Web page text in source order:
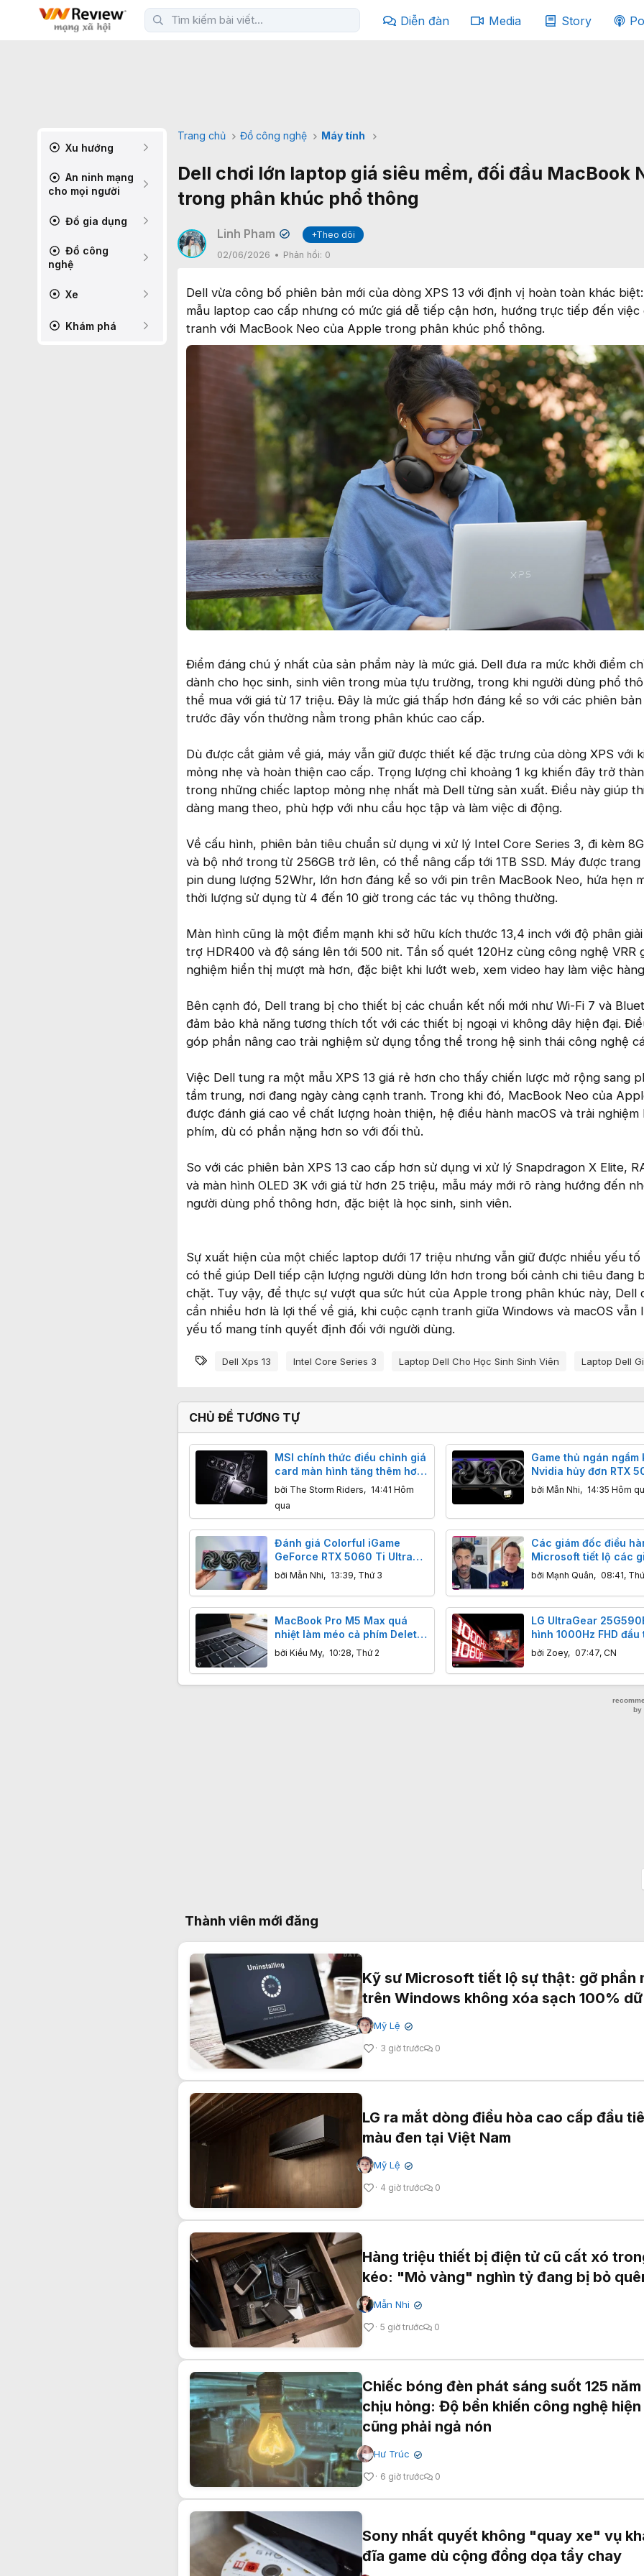
Diễn đàn Media Story
Xu hướng
An ninh mạng
cho mọi người
Đồ gia dụng
Đồ công
nghệ
Xe
Khám phá
Trang chủ Đồ công nghệ Máy tính
Dell chơi lớn laptop giá siêu mềm, đối đầu MacBook
trong phân khúc phổ thông
Linh Pham ✔
+Theo dõi
02/06/2026
Phản hồi: 0
Dell vừa công bố phiên bản mới của dòng XPS 13 với định vị hoàn toàn khác
mẫu laptop cao cấp nhưng có mức giá dễ tiếp cận hơn, hướng trực tiếp đến việc
tranh với MacBook Neo của Apple trong phân khúc phổ thông.
Điểm đáng chú ý nhất của sản phẩm này là mức giá. Dell đưa ra mức khởi điểm
dành cho học sinh, sinh viên trong mùa tựu trường, trong khi người dùng phổ
thể mua với giá từ 17 triệu. Đây là mức giá thấp hơn đáng kể so với các phiên bản
trước đây vốn thường nằm trong phân khúc cao cấp.
Dù được cắt giảm về giá, máy vẫn giữ được thiết kế đặc trưng của dòng XPS với
mỏng nhẹ và hoàn thiện cao cấp. Trọng lượng chỉ khoảng 1 kg khiến đây trở
trong những chiếc laptop mỏng nhẹ nhất mà Dell từng sản xuất. Điều này giúp
dàng mang theo, phù hợp với nhu cầu học tập và làm việc di động.
Về cấu hình, phiên bản tiêu chuẩn sử dụng vi xử lý Intel Core Series 3, đi kèm
và bộ nhớ trong từ 256GB trở lên, có thể nâng cấp tới 1TB SSD. Máy được trang
pin dung lượng 52Whr, lớn hơn đáng kể so với pin trên MacBook Neo, hứa hẹn
thời lượng sử dụng từ 4 đến 10 giờ trong các tác vụ thông thường.
Màn hình cũng là một điểm mạnh khi sở hữu kích thước 13,4 inch với độ phân
trợ HDR400 và độ sáng lên tới 500 nit. Tần số quét 120Hz cùng công nghệ VRR
nghiệm hiển thị mượt mà hơn, đặc biệt khi lướt web, xem video hay làm việc
Bên cạnh đó, Dell trang bị cho thiết bị các chuẩn kết nối mới như Wi-Fi 7 và
đảm bảo khả năng tương thích tốt với các thiết bị ngoại vi không dây hiện đại.
góp phần nâng cao trải nghiệm sử dụng tổng thể trong hệ sinh thái công nghệ
Việc Dell tung ra một mẫu XPS 13 giá rẻ hơn cho thấy chiến lược mở rộng sang
tầm trung, nơi đang ngày càng cạnh tranh. Trong khi đó, MacBook Neo của
được đánh giá cao về chất lượng hoàn thiện, hệ điều hành macOS và trải nghiệm
phím, dù có phần nặng hơn so với đối thủ.
So với các phiên bản XPS 13 cao cấp hơn sử dụng vi xử lý Snapdragon X Elite,
và màn hình OLED 3K với giá từ hơn 25 triệu, mẫu máy mới rõ ràng hướng đến
người dùng phổ thông hơn, đặc biệt là học sinh, sinh viên.
Sự xuất hiện của một chiếc laptop dưới 17 triệu nhưng vẫn giữ được nhiều yếu tố
có thể giúp Dell tiếp cận lượng người dùng lớn hơn trong bối cảnh chi tiêu đang
chặt. Tuy vậy, để thực sự vượt qua sức hút của Apple trong phân khúc này, Dell
cần nhiều hơn là lợi thế về giá, khi cuộc cạnh tranh giữa Windows và macOS vẫn
yếu tố mang tính quyết định đối với người dùng.
Từ khóa
Dell Xps 13 Intel Core Series 3 Laptop Dell Cho Học Sinh Sinh Viên Laptop Dell
CHỦ ĐỀ TƯƠNG TỰ
MSI chính thức điều chỉnh giá
card màn hình tăng thêm hơn
20%
bởi The Storm Riders, 14:41 Hôm
qua
Game thủ ngán ngẩm
Nvidia hủy đơn RTX
Asus nâng giá sau khi
đã thanh toán
bởi Mẫn Nhi, 14:35 Hôm
Đánh giá Colorful iGame
GeForce RTX 5060 Ti Ultra
OC 8GB-V: thiết kế nổi bật,
chiến game 2K tốt, tản nhiệt
dư dả
bởi Mẫn Nhi, 13:39, Thứ 3
Các giám đốc điều
Microsoft tiết lộ các
tối ưu hóa Windows 11
bởi Mạnh Quân, 08:41,
MacBook Pro M5 Max quá
nhiệt làm méo cả phím Delete,
giá thay thế gần 900 USD nếu
hết bảo hành
bởi Kiều My, 10:28, Thứ 2
LG UltraGear
hình 1000Hz FHD
1000 USD
bởi Zoey, 07:47, CN
Thành viên mới đăng
Kỹ sư Microsoft tiết lộ sự thật: gỡ phần
trên Windows không xóa sạch 100%
Mỹ Lệ ✔
3 giờ trước 0
LG ra mắt dòng điều hòa cao cấp đầu
màu đen tại Việt Nam
Mỹ Lệ ✔
4 giờ trước 0
Hàng triệu thiết bị điện tử cũ cất xó
kéo: "Mỏ vàng" nghìn tỷ đang bị bỏ
Mẫn Nhi ✔
5 giờ trước 0
Chiếc bóng đèn phát sáng suốt 125
chịu hỏng: Độ bền khiến công nghệ hiện
cũng phải ngả nón
Hư Trúc ✔
6 giờ trước 0
Sony nhất quyết không "quay xe" vụ
đĩa game dù cộng đồng dọa tẩy chay